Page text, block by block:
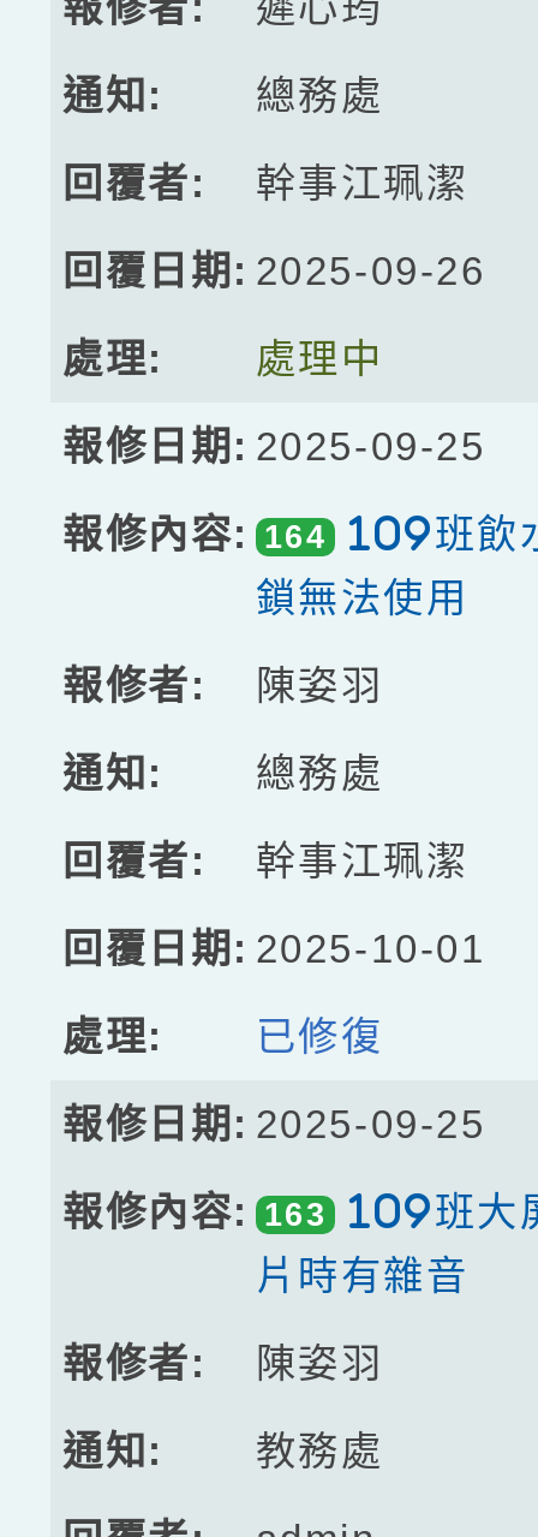
總務處
幹事江珮潔
2025-09-26
處理中
2025-09-25
164
109班飲
鎖無法使用
陳姿羽
總務處
幹事江珮潔
2025-10-01
已修復
2025-09-25
163
109班大
片時有雜音
陳姿羽
教務處